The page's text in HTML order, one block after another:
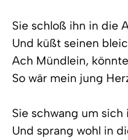
Sie schloß ihn in die
Und küßt seinen
Ach Mündlein,
So wär mein jung
Sie schwang um sich
Und sprang wohl in